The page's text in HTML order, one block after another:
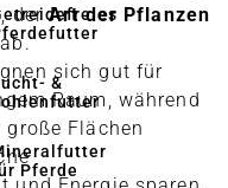
&
Pferde
, derArt der Pflanzen
ab.
sich gut für
Raum, während
große Flächen